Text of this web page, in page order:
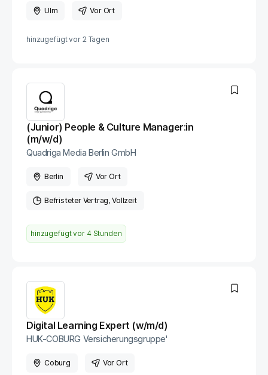
Ulm Vor Ort
hinzugefügt vor 2 Tagen
(Junior) People & Culture Manager:in
(m/w/d)
Quadriga Media Berlin GmbH
Berlin Vor Ort
Befristeter Vertrag Vollzeit
hinzugefügt vor 4 Stunden
Digital Learning Expert (w/m/d)
HUK-COBURG Versicherungsgruppe'
Coburg Vor Ort